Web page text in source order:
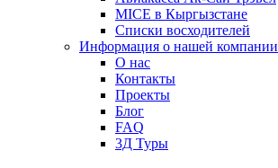
MICE в Кыргызстане
Списки восходителей
Информация о нашей компании
О нас
Контакты
Проекты
Блог
FAQ
3Д Туры